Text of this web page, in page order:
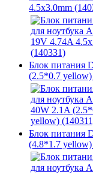
4.5x3.0mm
Блок питания
(2.5*0.7 yellow)
Блок питания
(4.8*1.7